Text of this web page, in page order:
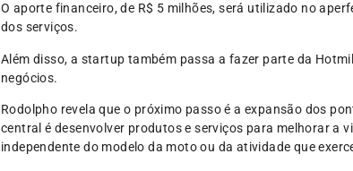
O aporte financeiro, de R$ 5 milhões, será utilizado no
dos serviços.
Além disso, a startup também passa a fazer parte da
negócios.
Rodolpho revela que o próximo passo é a expansão dos
central é desenvolver produtos e serviços para melhorar a
independente do modelo da moto ou da atividade que